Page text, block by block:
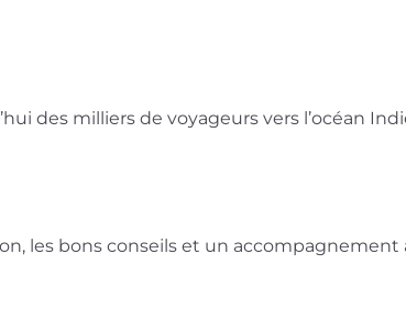
des milliers de voyageurs vers l’océan
les bons conseils et un